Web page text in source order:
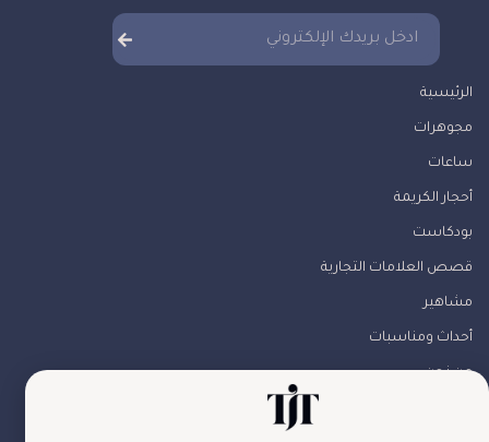
الرئيسية
مجوهرات
ساعات
أحجار الكريمة
بودكاست
قصص العلامات التجارية
مشاهير
أحداث ومناسبات
من نحن